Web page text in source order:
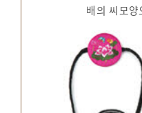
배의 씨모